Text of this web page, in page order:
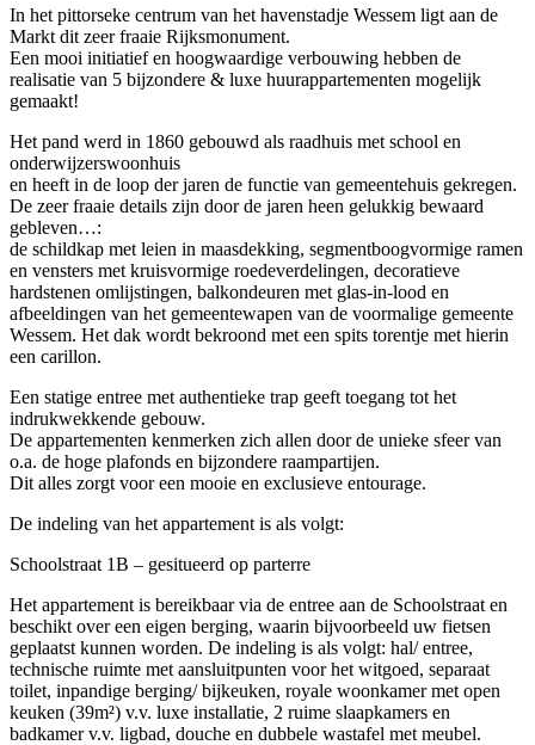
In het pittorseke centrum van het havenstadje Wessem ligt aan de
Markt dit zeer fraaie Rijksmonument.
Een mooi initiatief en hoogwaardige verbouwing hebben de
realisatie van 5 bijzondere & luxe huurappartementen mogelijk
gemaakt!
Het pand werd in 1860 gebouwd als raadhuis met school en
onderwijzerswoonhuis
en heeft in de loop der jaren de functie van gemeentehuis gekregen.
De zeer fraaie details zijn door de jaren heen gelukkig bewaard
gebleven…:
de schildkap met leien in maasdekking, segmentboogvormige ramen
en vensters met kruisvormige roedeverdelingen, decoratieve
hardstenen omlijstingen, balkondeuren met glas-in-lood en
afbeeldingen van het gemeentewapen van de voormalige gemeente
Wessem. Het dak wordt bekroond met een spits torentje met hierin
een carillon.
Een statige entree met authentieke trap geeft toegang tot het
indrukwekkende gebouw.
De appartementen kenmerken zich allen door de unieke sfeer van
o.a. de hoge plafonds en bijzondere raampartijen.
Dit alles zorgt voor een mooie en exclusieve entourage.
De indeling van het appartement is als volgt:
Schoolstraat 1B – gesitueerd op parterre
Het appartement is bereikbaar via de entree aan de Schoolstraat en
beschikt over een eigen berging, waarin bijvoorbeeld uw fietsen
geplaatst kunnen worden. De indeling is als volgt: hal/ entree,
technische ruimte met aansluitpunten voor het witgoed, separaat
toilet, inpandige berging/ bijkeuken, royale woonkamer met open
keuken (39m²) v.v. luxe installatie, 2 ruime slaapkamers en
badkamer v.v. ligbad, douche en dubbele wastafel met meubel.